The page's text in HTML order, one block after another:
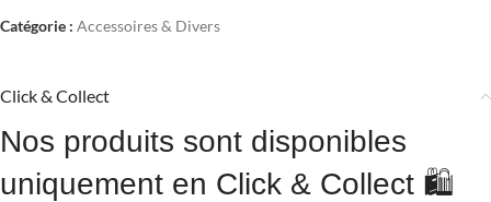
Catégorie : Accessoires & Divers
Click & Collect
Nos produits sont disponibles
uniquement en Click & Collect 🛍️